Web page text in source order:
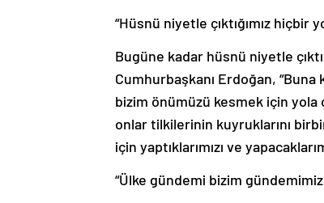
“Hüsnü niyetle çıktığımız hiçbir
Bugüne kadar hüsnü niyetle
Cumhurbaşkanı Erdoğan, “Buna
bizim önümüzü kesmek için yola
onlar tilkilerinin kuyruklarını
için yaptıklarımızı ve
“Ülke gündemi bizim